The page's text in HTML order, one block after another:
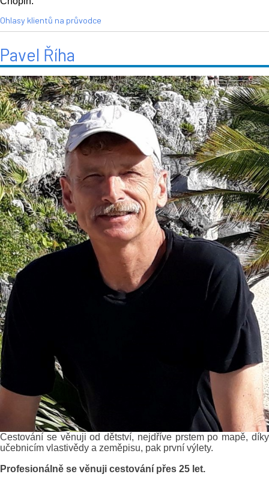
Ohlasy klientů na průvodce
Pavel Říha
Cestování se věnuji od dětství, nejdříve prstem po mapě, díky
učebnicím vlastivědy a zeměpisu, pak první výlety.
Profesionálně se věnuji cestování přes 25 let.